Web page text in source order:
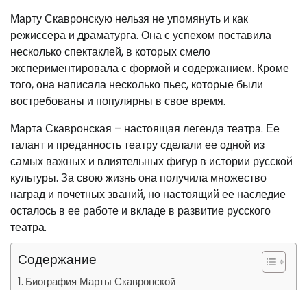
Марту Скавронскую нельзя не упомянуть и как
режиссера и драматурга. Она с успехом поставила
несколько спектаклей, в которых смело
экспериментировала с формой и содержанием. Кроме
того, она написала несколько пьес, которые были
востребованы и популярны в свое время.
Марта Скавронская – настоящая легенда театра. Ее
талант и преданность театру сделали ее одной из
самых важных и влиятельных фигур в истории русской
культуры. За свою жизнь она получила множество
наград и почетных званий, но настоящий ее наследие
осталось в ее работе и вкладе в развитие русского
театра.
Содержание
Биография Марты Скавронской